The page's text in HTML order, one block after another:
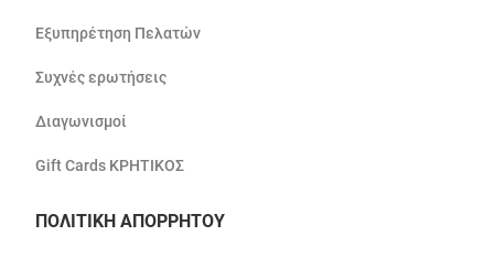
Εξυπηρέτηση Πελατών
Συχνές ερωτήσεις
Διαγωνισμοί
Gift Cards ΚΡΗΤΙΚΟΣ
ΠΟΛΙΤΙΚΗ ΑΠΟΡΡΗΤΟΥ